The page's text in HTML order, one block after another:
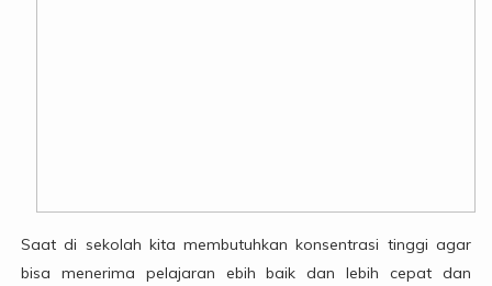
Saat di sekolah kita membutuhkan konsentrasi tinggi agar
bisa menerima pelajaran ebih baik dan lebih cepat dan